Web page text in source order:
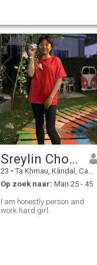
Sreylin Chorn
23 • Ta Khmau, Kândal, Cambodja
Op zoek naar: Man 25 - 45
I am honestly person and
work hard girl.